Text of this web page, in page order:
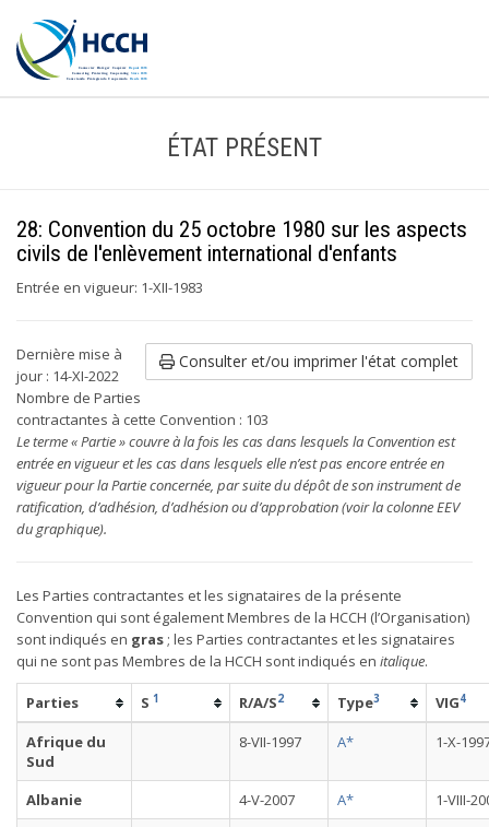
ÉTAT PRÉSENT
28: Convention du 25 octobre 1980 sur les aspects
civils de l'enlèvement international d'enfants
Entrée en vigueur: 1-XII-1983
Consulter et/ou imprimer l'état complet
Dernière mise à
jour : 14-XI-2022
Nombre de Parties
contractantes à cette Convention : 103
Le terme « Partie » couvre à la fois les cas dans lesquels la Convention est
entrée en vigueur et les cas dans lesquels elle n’est pas encore entrée en
vigueur pour la Partie concernée, par suite du dépôt de son instrument de
ratification, d’adhésion, d’adhésion ou d’approbation (voir la colonne EEV
du graphique).
Les Parties contractantes et les signataires de la présente
Convention qui sont également Membres de la HCCH (l’Organisation)
sont indiqués en gras ; les Parties contractantes et les signataires
qui ne sont pas Membres de la HCCH sont indiqués en italique.
Parties S 1 R/A/S2 Type3 VIG4
Afrique du
Sud
8-VII-1997 A* 1-X-
Albanie 4-V-2007 A*
1-VIII-